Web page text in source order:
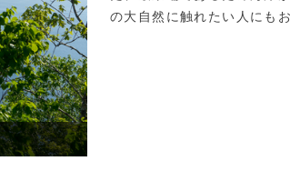
の大自然に触れたい人にもお